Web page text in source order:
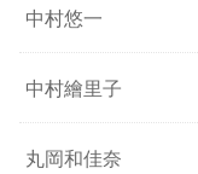
中村悠一
中村繪里子
丸岡和佳奈